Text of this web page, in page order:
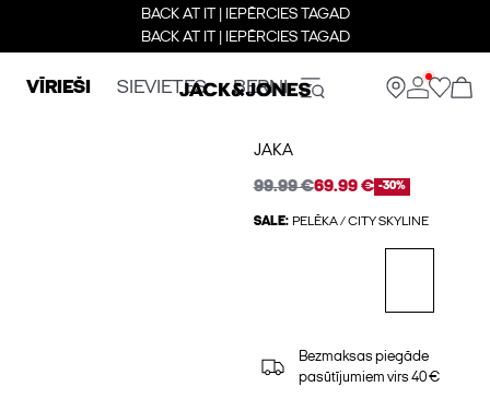
BACK AT IT | IEPĒRCIES TAGAD
BACK AT IT | IEPĒRCIES TAGAD
VĪRIEŠI SIEVIETES BERNI
JAKA
99.99 €69.99 € -30%
SALE: PELĒKA / CITY SKYLINE
Bezmaksas piegāde
pasūtījumiem virs 40 €